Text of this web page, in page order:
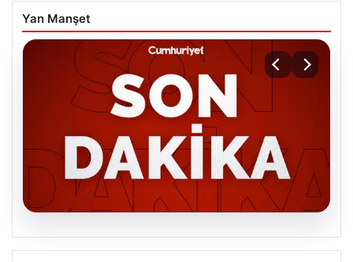
Yan Manşet
06.08.2026
MGK’den 8 maddelik kritik bildiri: Dikkat